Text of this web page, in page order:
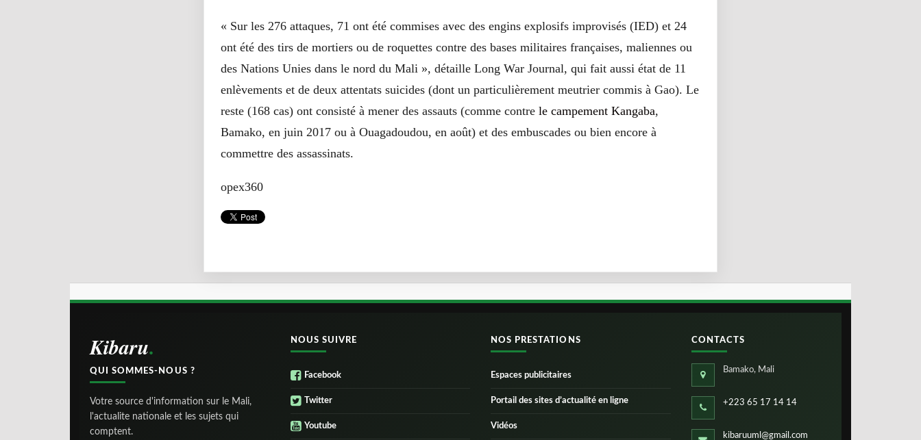
« Sur les 276 attaques, 71 ont été commises avec des engins explosifs improvisés (IED) et 24
ont été des tirs de mortiers ou de roquettes contre des bases militaires françaises, maliennes ou
des Nations Unies dans le nord du Mali », détaille Long War Journal, qui fait aussi état de 11
enlèvements et de deux attentats suicides (dont un particulièrement meutrier commis à Gao). Le
reste (168 cas) ont consisté à mener des assauts (comme contre le campement Kangaba,
Bamako, en juin 2017 ou à Ouagadoudou, en août) et des embuscades ou bien encore à
commettre des assassinats.
opex360
Kibaru
QUI SOMMES-NOUS ?
Votre source d'information sur le Mali,
l'actualite nationale et les sujets qui
comptent.
NOUS SUIVRE
Facebook
Twitter
Youtube
NOS PRESTATIONS
Espaces publicitaires
Portail des sites d’actualité en ligne
Vidéos
CONTACTS
Bamako, Mali
+223 65 17 14 14
kibaruuml@gmail.com